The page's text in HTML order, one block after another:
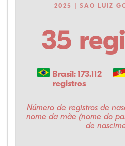
2025 | SÃO LUIZ
35
Brasil: 173.112
registros
Número de registros de
nome da mãe (nome do
de